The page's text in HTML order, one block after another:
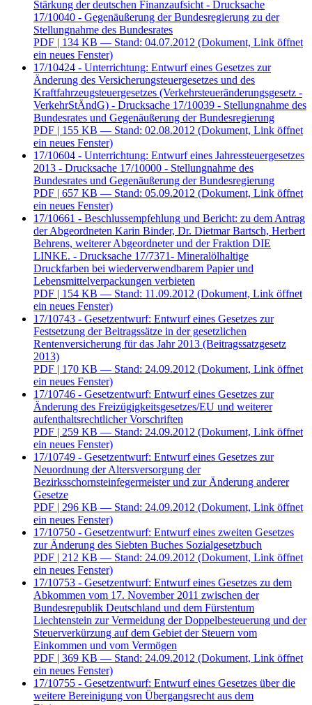
Stärkung der deutschen Finanzaufsicht - Drucksache
17/10040 - Gegenäußerung der Bundesregierung zu der
Stellungnahme des Bundesrates
PDF | 134 KB — Stand: 04.07.2012 (Dokument, Link öffnet
ein neues Fenster)
17/10424 - Unterrichtung: Entwurf eines Gesetzes zur
Änderung des Versicherungsteuergesetzes und des
Kraftfahrzeugsteuergesetzes (Verkehrsteueränderungsgesetz -
VerkehrStÄndG) - Drucksache 17/10039 - Stellungnahme des
Bundesrates und Gegenäußerung der Bundesregierung
PDF | 155 KB — Stand: 02.08.2012 (Dokument, Link öffnet
ein neues Fenster)
17/10604 - Unterrichtung: Entwurf eines Jahressteuergesetzes
2013 - Drucksache 17/10000 - Stellungnahme des
Bundesrates und Gegenäußerung der Bundesregierung
PDF | 657 KB — Stand: 05.09.2012 (Dokument, Link öffnet
ein neues Fenster)
17/10661 - Beschlussempfehlung und Bericht: zu dem Antrag
der Abgeordneten Karin Binder, Dr. Dietmar Bartsch, Herbert
Behrens, weiterer Abgeordneter und der Fraktion DIE
LINKE. - Drucksache 17/7371- Mineralölhaltige
Druckfarben bei wiederverwendbarem Papier und
Lebensmittelverpackungen verbieten
PDF | 154 KB — Stand: 11.09.2012 (Dokument, Link öffnet
ein neues Fenster)
17/10743 - Gesetzentwurf: Entwurf eines Gesetzes zur
Festsetzung der Beitragssätze in der gesetzlichen
Rentenversicherung für das Jahr 2013 (Beitragssatzgesetz
2013)
PDF | 170 KB — Stand: 24.09.2012 (Dokument, Link öffnet
ein neues Fenster)
17/10746 - Gesetzentwurf: Entwurf eines Gesetzes zur
Änderung des Freizügigkeitsgesetzes/EU und weiterer
aufenthaltsrechtlicher Vorschriften
PDF | 259 KB — Stand: 24.09.2012 (Dokument, Link öffnet
ein neues Fenster)
17/10749 - Gesetzentwurf: Entwurf eines Gesetzes zur
Neuordnung der Altersversorgung der
Bezirksschornsteinfegermeister und zur Änderung anderer
Gesetze
PDF | 296 KB — Stand: 24.09.2012 (Dokument, Link öffnet
ein neues Fenster)
17/10750 - Gesetzentwurf: Entwurf eines zweiten Gesetzes
zur Änderung des Siebten Buches Sozialgesetzbuch
PDF | 212 KB — Stand: 24.09.2012 (Dokument, Link öffnet
ein neues Fenster)
17/10753 - Gesetzentwurf: Entwurf eines Gesetzes zu dem
Abkommen vom 17. November 2011 zwischen der
Bundesrepublik Deutschland und dem Fürstentum
Liechtenstein zur Vermeidung der Doppelbesteuerung und der
Steuerverkürzung auf dem Gebiet der Steuern vom
Einkommen und vom Vermögen
PDF | 369 KB — Stand: 24.09.2012 (Dokument, Link öffnet
ein neues Fenster)
17/10755 - Gesetzentwurf: Entwurf eines Gesetzes über die
weitere Bereinigung von Übergangsrecht aus dem